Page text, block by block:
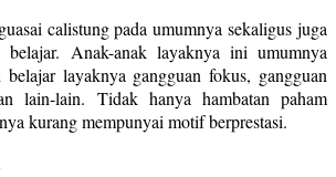
calistung pada umumnya sekaligus juga
belajar. Anak-anak layaknya ini umumnya
belajar layaknya gangguan fokus, gangguan
lain-lain. Tidak hanya hambatan paham
kurang mempunyai motif berprestasi.